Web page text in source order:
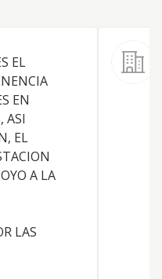
EL
EN
ASI
EL
A LA
LAS